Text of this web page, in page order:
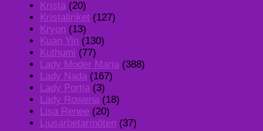
Krista (20)
Kristallriket (127)
Kryon (13)
Kuan Yin (130)
Kuthumi (77)
Lady Moder Maria (388)
Lady Nada (167)
Lady Portia (3)
Lady Rowena (18)
Lisa Renee (20)
Ljusarbetarmöten (37)